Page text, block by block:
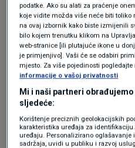
podatke. Ako su alati za praćenje
koje vidite možda više neće biti toliko
na ovaj izbornik kako biste izmijenili
bilo kojem trenutku klikom na
web-stranice [ili plutajuće ikone u
je primjenjivo]. Vaši će se odabiri
mjesto. Za više pojedinosti
informacije o vašoj privatnosti
Mi i naši partneri
sljedeće:
Korištenje preciznih geolokacijskih
karakteristika uređaja za
uređaju. Personalizirano oglašavanje
sadržaja, uvidi u publiku i razvoj